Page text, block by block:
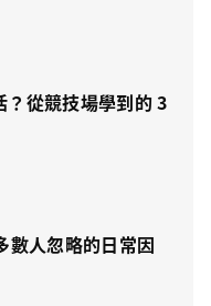
從競技場學到的 3
數人忽略的日常因